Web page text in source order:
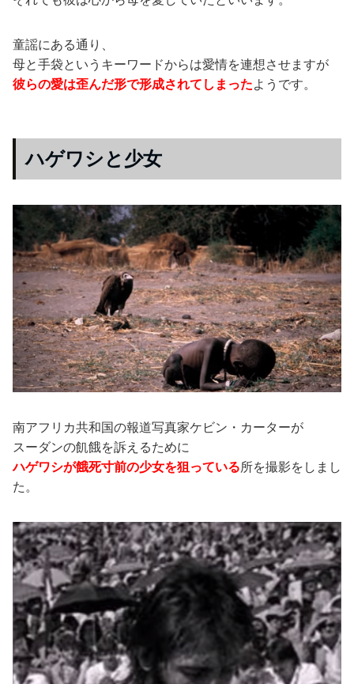
童謡にある通り、
母と手袋というキーワードからは愛情を連想させますが
彼らの愛は歪んだ形で形成されてしまったようです。
ハゲワシと少女
南アフリカ共和国の報道写真家ケビン・カーターが
スーダンの飢餓を訴えるために
ハゲワシが餓死寸前の少女を狙っている所を撮影をしまし
た。